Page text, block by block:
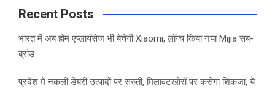
c
Recent Posts
भारत में अब होम एप्लायंसेज भी बेचेगी Xiaomi, लॉन्च किया नया Mijia सब-
ब्रांड
प्रदेश में नकली डेयरी उत्पादों पर सख्ती, मिलावटखोरों पर कसेगा शिकंजा, ये